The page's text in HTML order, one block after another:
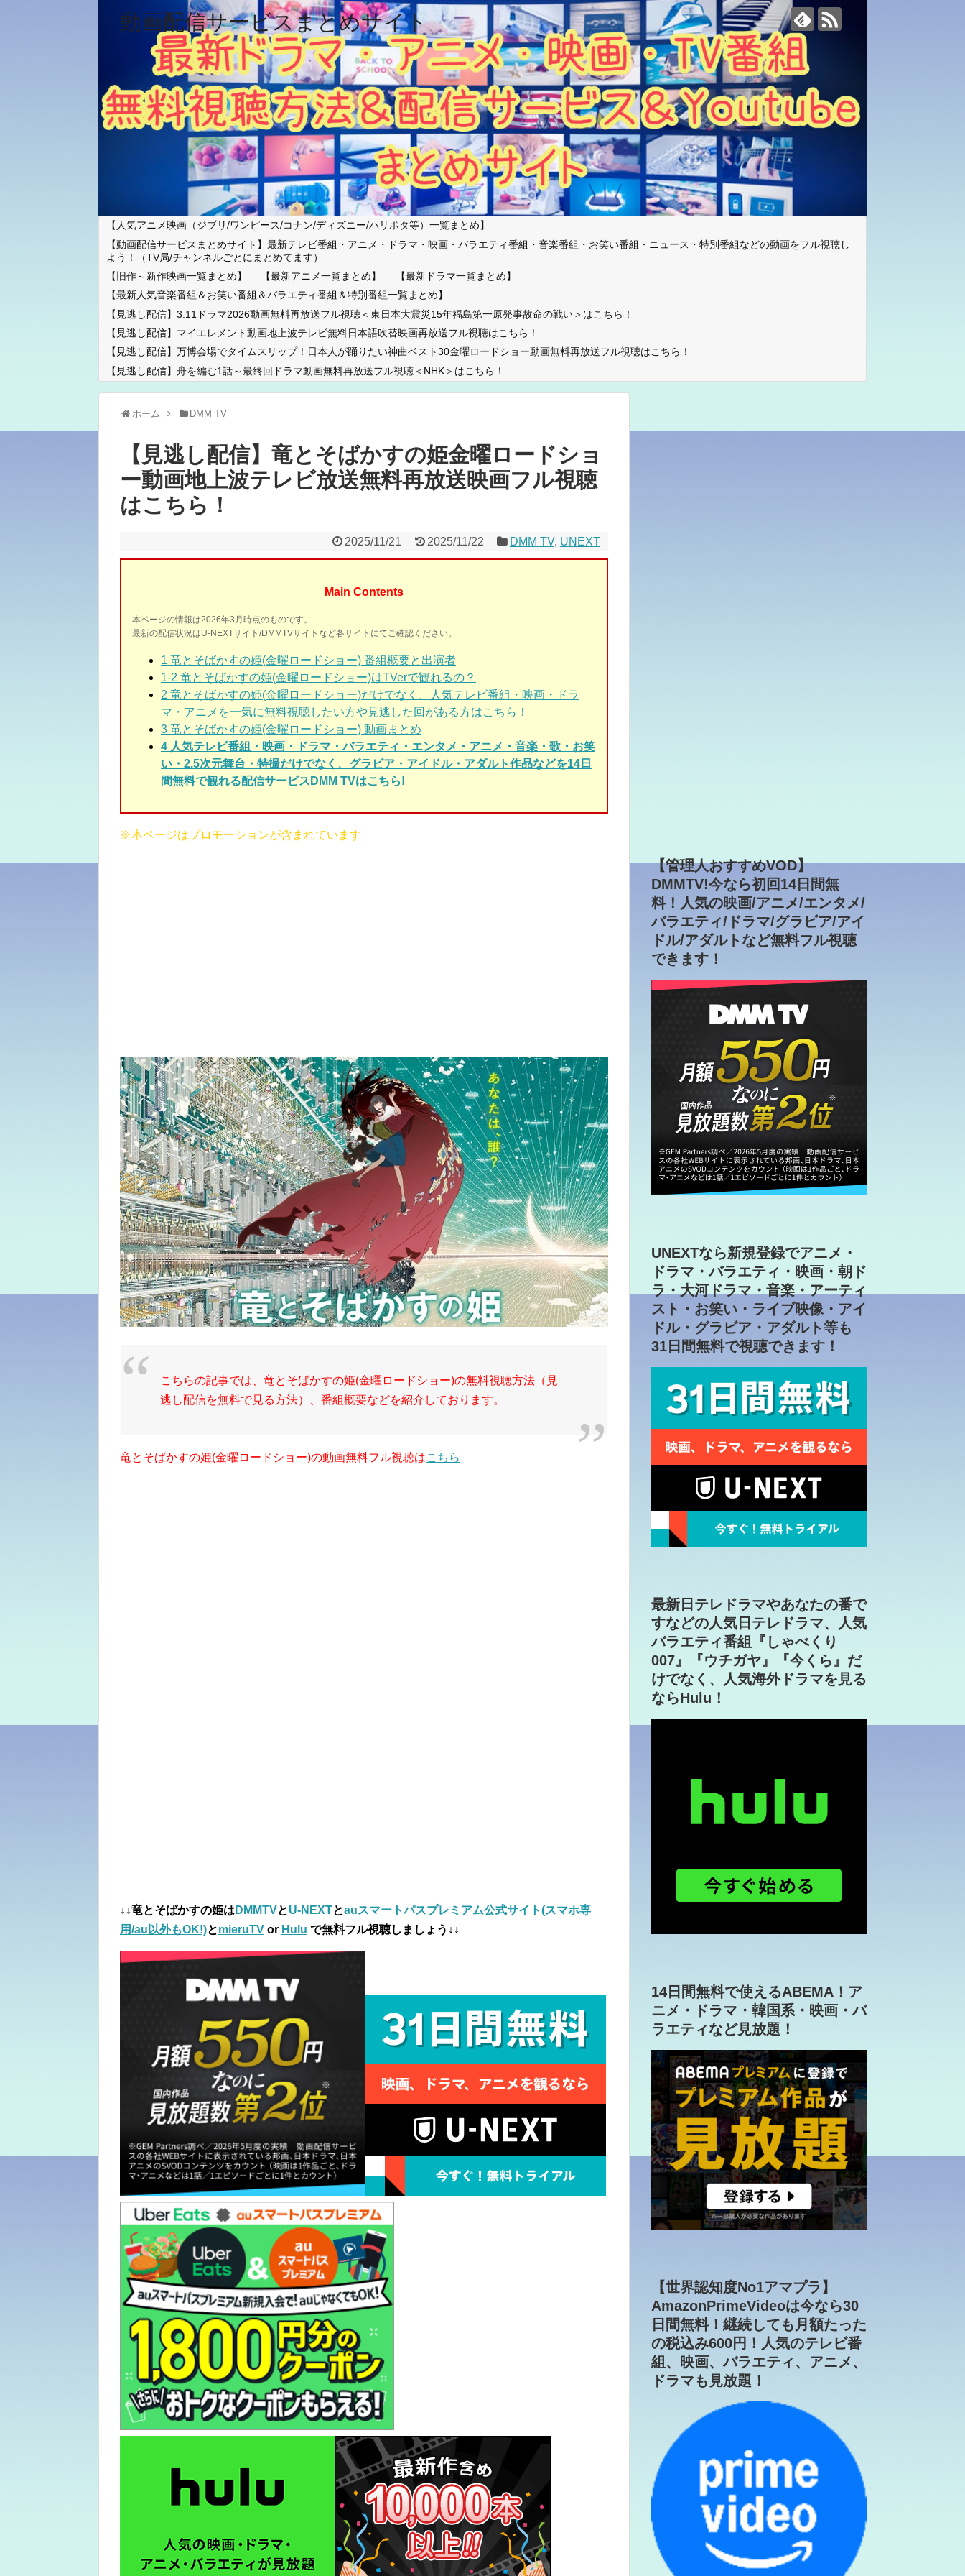
動画配信サービスまとめサイト
【人気アニメ映画（ジブリ/ワンピース/コナン/ディズニー/ハリポタ等）一覧まとめ】
【動画配信サービスまとめサイト】最新テレビ番組・アニメ・ドラマ・映画・バラエティ番組・音楽番組・お笑い番組・ニュース・特別番組などの動画をフル視聴し
よう！（TV局/チャンネルごとにまとめてます）
【旧作～新作映画一覧まとめ】
【最新アニメ一覧まとめ】
【最新ドラマ一覧まとめ】
【最新人気音楽番組＆お笑い番組＆バラエティ番組＆特別番組一覧まとめ】
【見逃し配信】3.11ドラマ2026動画無料再放送フル視聴＜東日本大震災15年福島第一原発事故命の戦い＞はこちら！
【見逃し配信】マイエレメント動画地上波テレビ無料日本語吹替映画再放送フル視聴はこちら！
【見逃し配信】万博会場でタイムスリップ！日本人が踊りたい神曲ベスト30金曜ロードショー動画無料再放送フル視聴はこちら！
【見逃し配信】舟を編む1話～最終回ドラマ動画無料再放送フル視聴＜NHK＞はこちら！
ホーム DMM TV
【見逃し配信】竜とそばかすの姫金曜ロードショ
ー動画地上波テレビ放送無料再放送映画フル視聴
はこちら！
2025/11/21 2025/11/22 DMM TV, UNEXT
Main Contents
本ページの情報は2026年3月時点のものです。
最新の配信状況はU-NEXTサイト/DMMTVサイトなど各サイトにてご確認ください。
1 竜とそばかすの姫(金曜ロードショー) 番組概要と出演者
1-2 竜とそばかすの姫(金曜ロードショー)はTVerで観れるの？
2 竜とそばかすの姫(金曜ロードショー)だけでなく、人気テレビ番組・映画・ドラ
マ・アニメを一気に無料視聴したい方や見逃した回がある方はこちら！
3 竜とそばかすの姫(金曜ロードショー) 動画まとめ
4 人気テレビ番組・映画・ドラマ・バラエティ・エンタメ・アニメ・音楽・歌・お笑
い・2.5次元舞台・特撮だけでなく、グラビア・アイドル・アダルト作品などを14日
間無料で観れる配信サービスDMM TVはこちら!
※本ページはプロモーションが含まれています
こちらの記事では、竜とそばかすの姫(金曜ロードショー)の無料視聴方法（見
逃し配信を無料で見る方法）、番組概要などを紹介しております。
竜とそばかすの姫(金曜ロードショー)の動画無料フル視聴はこちら
↓↓竜とそばかすの姫は DMMTVとU-NEXTとauスマートパスプレミアム公式サイト(スマホ専
用/au以外もOK!)とmieruTV or Hulu で無料フル視聴しましょう↓↓
【管理人おすすめVOD】
DMMTV!今なら初回14日間無
料！人気の映画/アニメ/エンタメ/
バラエティ/ドラマ/グラビア/アイ
ドル/アダルトなど無料フル視聴
できます！
UNEXTなら新規登録でアニメ・
ドラマ・バラエティ・映画・朝ド
ラ・大河ドラマ・音楽・アーティ
スト・お笑い・ライブ映像・アイ
ドル・グラビア・アダルト等も
31日間無料で視聴できます！
最新日テレドラマやあなたの番で
すなどの人気日テレドラマ、人気
バラエティ番組『しゃべくり
007』『ウチガヤ』『今くら』だ
けでなく、人気海外ドラマを見る
ならHulu！
14日間無料で使えるABEMA！ア
ニメ・ドラマ・韓国系・映画・バ
ラエティなど見放題！
【世界認知度No1アマプラ】
AmazonPrimeVideoは今なら30
日間無料！継続しても月額たった
の税込み600円！人気のテレビ番
組、映画、バラエティ、アニメ、
ドラマも見放題！